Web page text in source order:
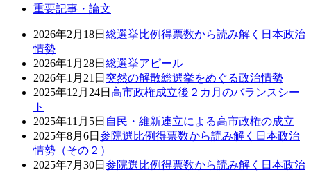
重要記事・論文
2026年2月18日 総選挙比例得票数から読み解く日本政治
情勢
2026年1月28日 総選挙アピール
2026年1月21日 突然の解散総選挙をめぐる政治情勢
2025年12月24日 高市政権成立後２カ月のバランスシー
ト
2025年11月5日 自民・維新連立による高市政権の成立
2025年8月6日 参院選比例得票数から読み解く日本政治
情勢（その２）
2025年7月30日 参院選比例得票数から読み解く日本政治